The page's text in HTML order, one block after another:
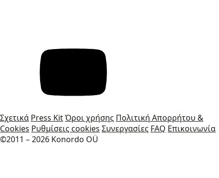
Σχετικά Press KitΌροι χρήσης Πολιτική Απορρήτου &
Cookies Ρυθμίσεις cookies Συνεργασίες FAQ Επικοινωνία
©2011 – 2026 Konordo OÜ